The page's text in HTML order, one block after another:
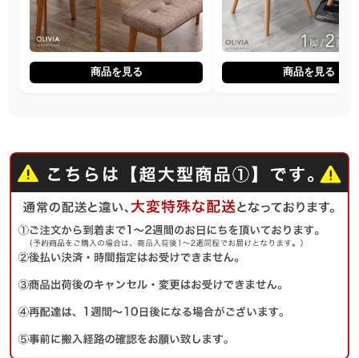
商品を見る 商品を見る